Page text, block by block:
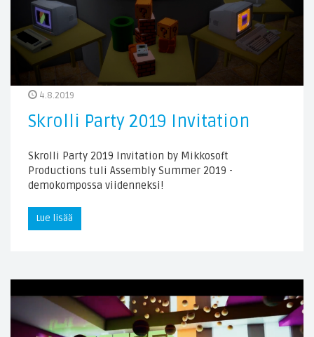
4.8.2019
Skrolli Party 2019 Invitation
Skrolli Party 2019 Invitation by Mikkosoft
Productions tuli Assembly Summer 2019 -
demokompossa viidenneksi!
Lue lisää